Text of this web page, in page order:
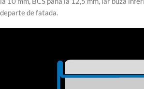
departe de fatada.